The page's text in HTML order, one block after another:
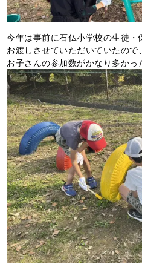
今年は事前に石仏小学校の生徒・
お渡しさせていただいていたので、
お子さんの参加数がかなり多かっ